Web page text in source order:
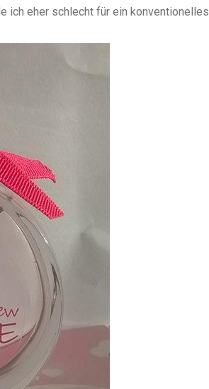
ich eher schlecht für ein konventionelles